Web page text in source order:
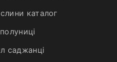
каталог
саджанці